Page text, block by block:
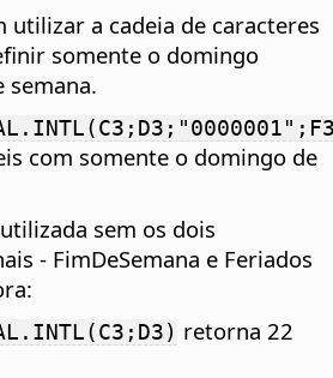
utilizar a cadeia de caracteres
somente o domingo
semana.
com somente o domingo de
sem os dois
- FimDeSemana e Feriados
retorna 22